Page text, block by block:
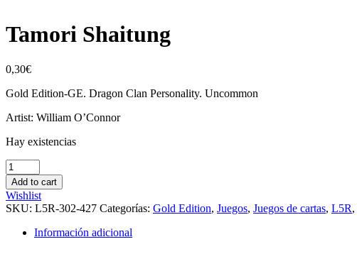
Tamori Shaitung
0,30€
Gold Edition-GE. Dragon Clan Personality. Uncommon
Artist: William O’Connor
Hay existencias
Tamori
Shaitung
cantidad
Add to cart
Wishlist
SKU: L5R-302-427 Categorías: Gold Edition, Juegos, Juegos de cartas, L5R,
Información adicional